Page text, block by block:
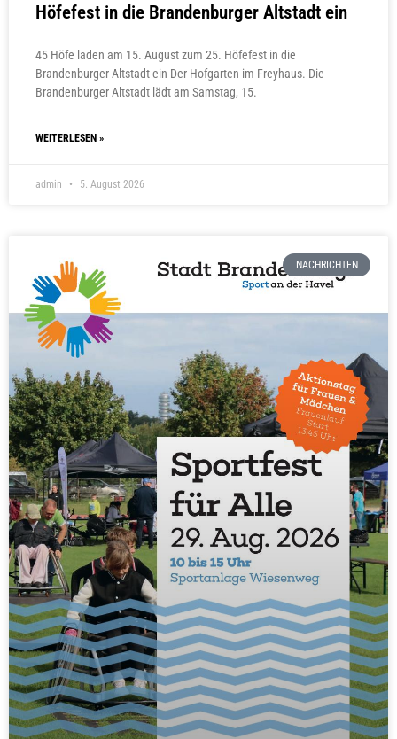
Höfefest in die Brandenburger Altstadt ein
45 Höfe laden am 15. August zum 25. Höfefest in die
Brandenburger Altstadt ein Der Hofgarten im Freyhaus. Die
Brandenburger Altstadt lädt am Samstag, 15.
WEITERLESEN »
admin 5. August 2026
NACHRICHTEN